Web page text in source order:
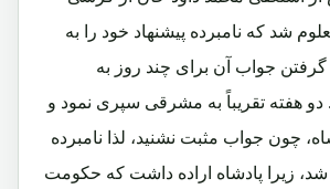
شد که نامبرده پیشنهاد خود را به
گرفتن جواب آن برای چند روز به
هفته تقریباً به مشرقی سپری نمود و
چون جواب مثبت نشنید، لذا نامبرده
زیرا پادشاه اراده داشت که حکومت